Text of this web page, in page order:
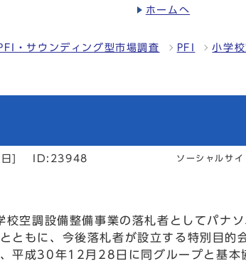
ホームへ
・サウンディング型市場調査 PFI 小学
] ID:23948 ソーシャルサ
調設備整備事業の落札者としてパナ
ともに、今後落札者が設立する特別目
平成30年12月28日に同グループと基本